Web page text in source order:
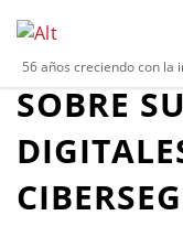
56 años creciendo con la
SEL
SOBRE